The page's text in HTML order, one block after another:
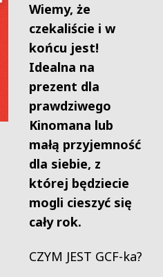
Wiemy, że
czekaliście i w
końcu jest!
Idealna na
prezent dla
prawdziwego
Kinomana lub
małą przyjemność
dla siebie, z
której będziecie
mogli cieszyć się
cały rok.
CZYM JEST GCF-ka?